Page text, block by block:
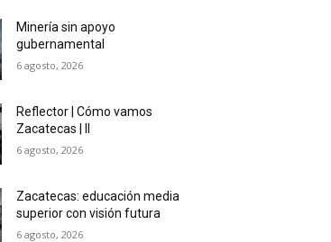
Minería sin apoyo
gubernamental
6 agosto, 2026
Reflector | Cómo vamos
Zacatecas | II
6 agosto, 2026
Zacatecas: educación media
superior con visión futura
6 agosto, 2026